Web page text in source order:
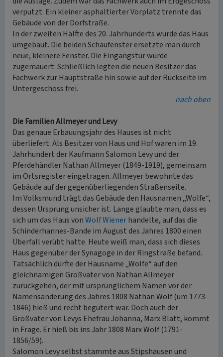
verputzt. Ein kleiner asphaltierter Vorplatz trennte das
Gebäude von der Dorfstraße.
In der zweiten Hälfte des 20. Jahrhunderts wurde das Haus
umgebaut. Die beiden Schaufenster ersetzte man durch
neue, kleinere Fenster. Die Eingangstür wurde
zugemauert. Schließlich legten die neuen Besitzer das
Fachwerk zur Hauptstraße hin sowie auf der Rückseite im
Untergeschoss frei.
nach oben
Die Familien Allmeyer und Levy
Das genaue Erbauungsjahr des Hauses ist nicht
überliefert. Als Besitzer von Haus und Hof waren im 19.
Jahrhundert der Kaufmann Salomon Levy und der
Pferdehändler Nathan Allmeyer (1849-1919), gemeinsam
im Ortsregister eingetragen. Allmeyer bewohnte das
Gebäude auf der gegenüberliegenden Straßenseite.
Im Volksmund trägt das Gebäude den Hausnamen „Wolfe“,
dessen Ursprung unsicher ist. Lange glaubte man, dass es
sich um das Haus vonWolf Wienerhandelte, auf das die
Schinderhannes-Bande im August des Jahres 1800 einen
Überfall verübt hatte. Heute weiß man, dass sich dieses
Haus gegenüber der Synagoge in der Ringstraße befand.
Tatsächlich dürfte der Hausname „Wolfe“ auf den
gleichnamigen Großvater von Nathan Allmeyer
zurückgehen, der mit ursprünglichem Namen vor der
Namensänderung des Jahres 1808 Nathan Wolf (um 1773-
1846) hieß und recht begütert war. Doch auch der
Großvater von Levys Ehefrau Johanna, Marx Blatt, kommt
in Frage. Er hieß bis ins Jahr 1808 Marx Wolf (1791-
1856/59).
Salomon Levy selbst stammte aus Stipshausen und